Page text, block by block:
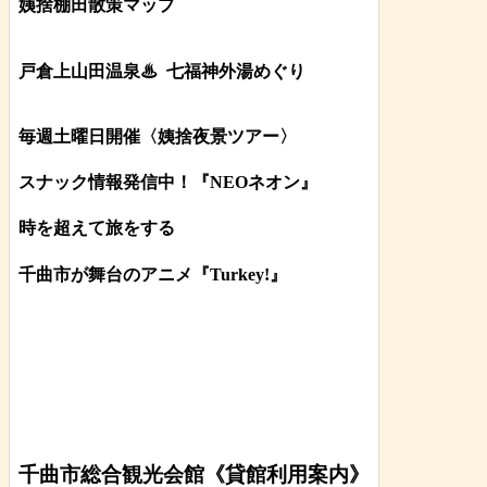
姨捨棚田散策マップ
戸倉上山田温泉♨ 七福神外湯めぐり
毎週土曜日開催〈姨捨夜景ツアー〉
スナック情報発信中！『NEOネオン』
時を超えて旅をする
千曲市が舞台のアニメ『Turkey!』
千曲市総合観光会館《貸館利用案内》